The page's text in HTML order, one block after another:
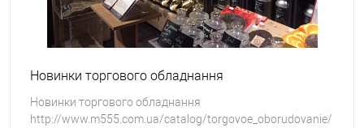
Новинки торгового обладнання
Новинки торгового обладнання
http://www.m555.com.ua/catalog/torgovoe_oborudovanie/